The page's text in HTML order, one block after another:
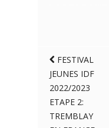
FESTIVAL
JEUNES IDF
2022/2023
ETAPE 2:
TREMBLAY